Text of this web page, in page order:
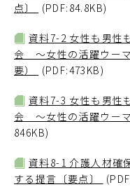
点〕
(PDF:84.8KB)
資料7-2 女性も男性
会 ～女性の活躍ウー
要）
(PDF:473KB)
資料7-3 女性も男性
会 ～女性の活躍ウー
846KB)
資料8-1 介護人材確
する提言〔要点〕